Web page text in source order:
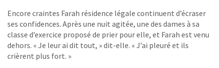
Encore craintes Farah résidence légale continuent d’écraser
ses confidences. Après une nuit agitée, une des dames à sa
classe d’exercice proposé de prier pour elle, et Farah est venu
dehors. « Je leur ai dit tout, » dit-elle. « J’ai pleuré et ils
crièrent plus fort. »